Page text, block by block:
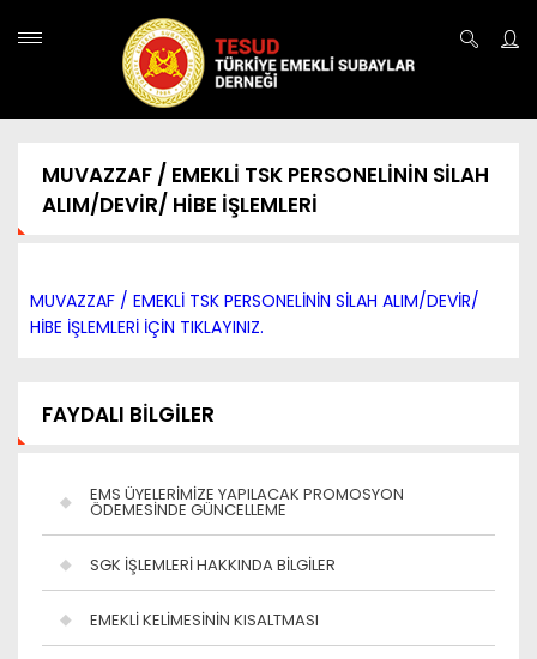
MUVAZZAF / EMEKLİ TSK PERSONELİNİN SİLAH
ALIM/DEVİR/ HİBE İŞLEMLERİ
MUVAZZAF / EMEKLİ TSK PERSONELİNİN SİLAH ALIM/DEVİR/
HİBE İŞLEMLERİ İÇİN TIKLAYINIZ.
FAYDALI BİLGİLER
EMS ÜYELERİMİZE YAPILACAK PROMOSYON
ÖDEMESİNDE GÜNCELLEME
SGK İŞLEMLERİ HAKKINDA BİLGİLER
EMEKLİ KELİMESİNİN KISALTMASI